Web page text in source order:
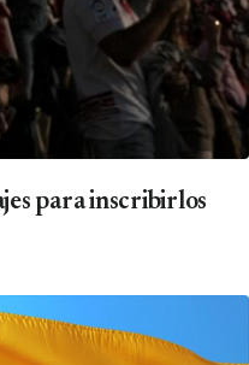
para inscribirlos